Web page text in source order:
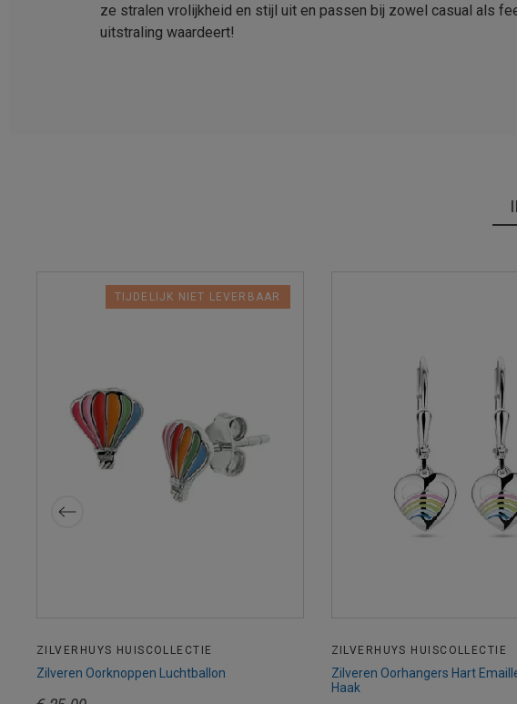
ze stralen vrolijkheid en stijl uit en passen bij zowel casual als
uitstraling waardeert!
ZILVERHUYS HUISCOLLECTIE
Zilveren Oorknoppen Luchtballon
TIJDELIJK NIET LEVERBAAR
ZILVERHUYS HUISCOLLECTIE
Zilveren Oorhangers Hart
Haak